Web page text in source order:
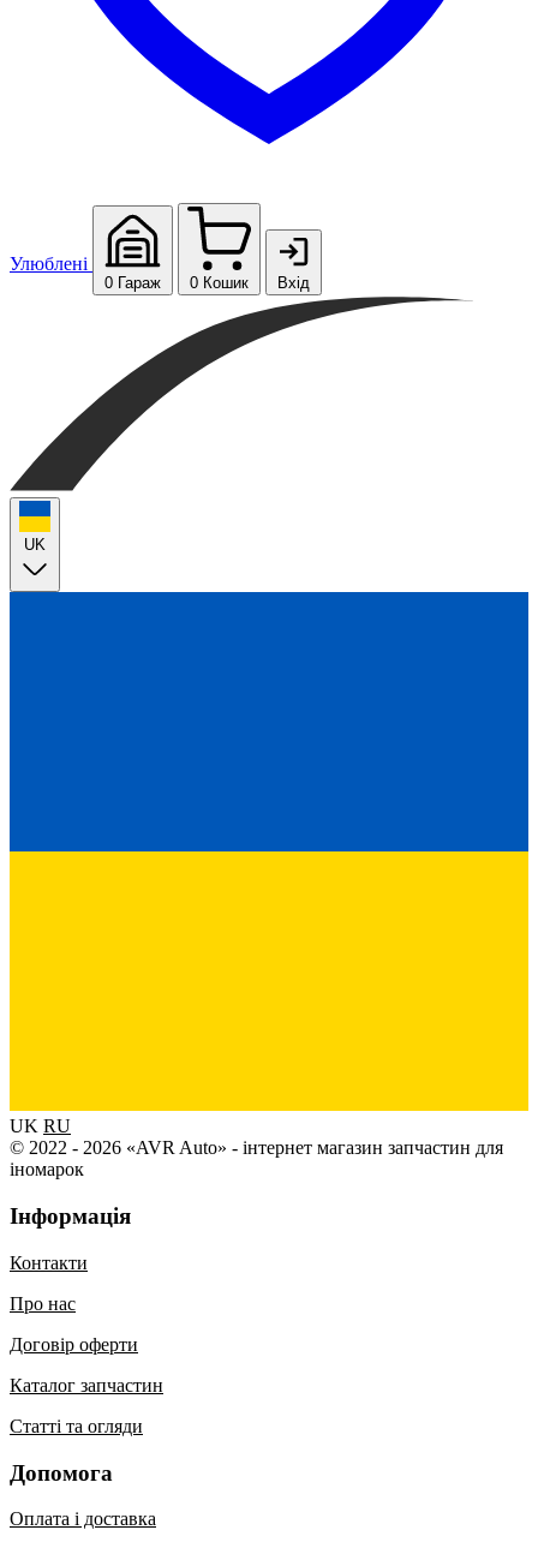
Улюблені
0 Гараж 0 Кошик Вхід
UK RU
© 2022 - 2026 «AVR Auto» - інтернет магазин запчастин для
іномарок
Інформація
Контакти
Про нас
Договір оферти
Каталог запчастин
Статті та огляди
Допомога
Оплата і доставка